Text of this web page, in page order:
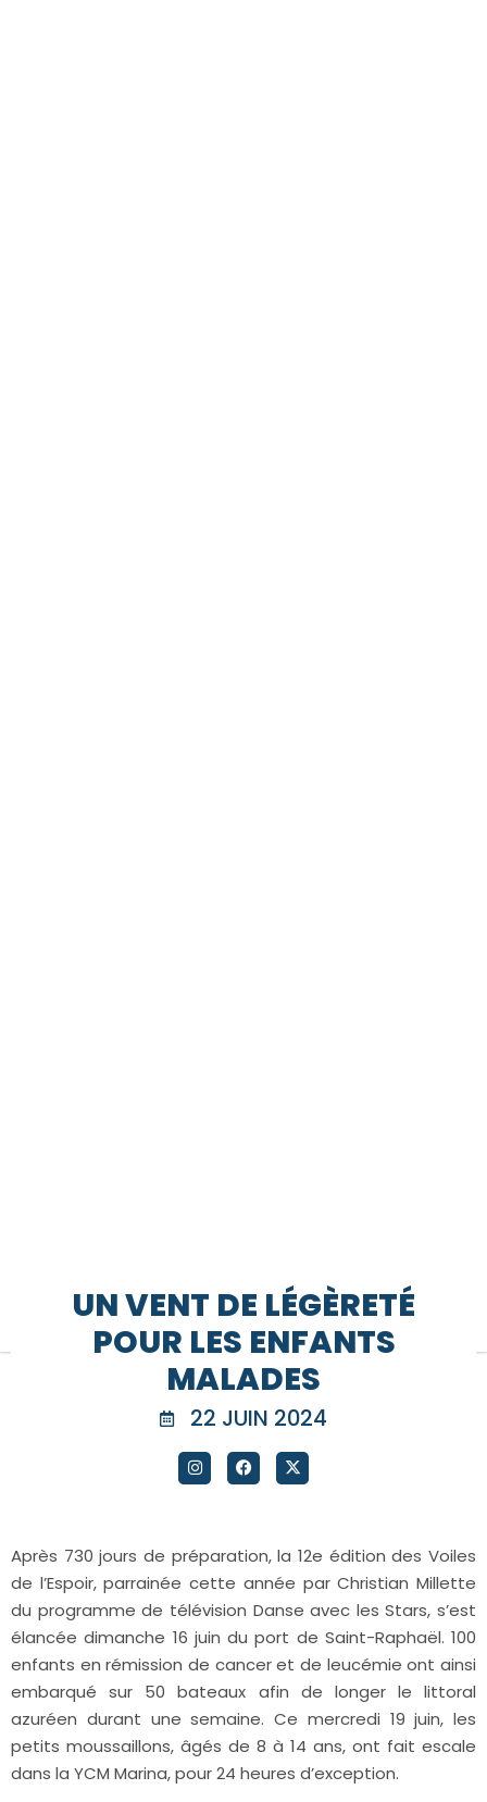
UN VENT DE LÉGÈRETÉ
POUR LES ENFANTS
MALADES
22 JUIN 2024
Après 730 jours de préparation, la 12e édition des Voiles
de l’Espoir, parrainée cette année par Christian Millette
du programme de télévision Danse avec les Stars, s’est
élancée dimanche 16 juin du port de Saint-Raphaël. 100
enfants en rémission de cancer et de leucémie ont ainsi
embarqué sur 50 bateaux afin de longer le littoral
azuréen durant une semaine. Ce mercredi 19 juin, les
petits moussaillons, âgés de 8 à 14 ans, ont fait escale
dans la YCM Marina, pour 24 heures d’exception.